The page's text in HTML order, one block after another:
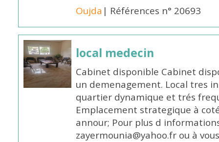
Oujda | Références n° 20693
local medecin
Cabinet disponible Cabinet
un demenagement. Local tres
quartier dynamique et trés
Emplacement strategique à
annour; Pour plus d
zayermounia@yahoo.fr ou à